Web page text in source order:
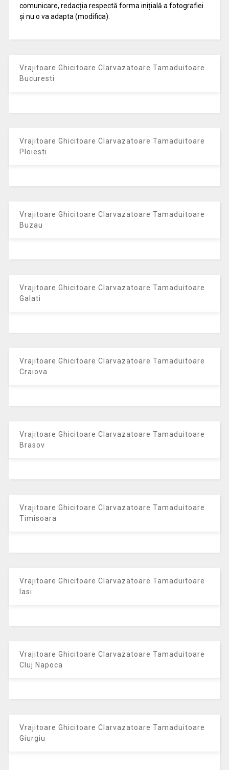
comunicare, redacția respectă forma inițială a fotografiei
și nu o va adapta (modifica).
Vrajitoare Ghicitoare Clarvazatoare Tamaduitoare
Bucuresti
Vrajitoare Ghicitoare Clarvazatoare Tamaduitoare
Ploiesti
Vrajitoare Ghicitoare Clarvazatoare Tamaduitoare
Buzau
Vrajitoare Ghicitoare Clarvazatoare Tamaduitoare
Galati
Vrajitoare Ghicitoare Clarvazatoare Tamaduitoare
Craiova
Vrajitoare Ghicitoare Clarvazatoare Tamaduitoare
Brasov
Vrajitoare Ghicitoare Clarvazatoare Tamaduitoare
Timisoara
Vrajitoare Ghicitoare Clarvazatoare Tamaduitoare
Iasi
Vrajitoare Ghicitoare Clarvazatoare Tamaduitoare
Cluj Napoca
Vrajitoare Ghicitoare Clarvazatoare Tamaduitoare
Giurgiu